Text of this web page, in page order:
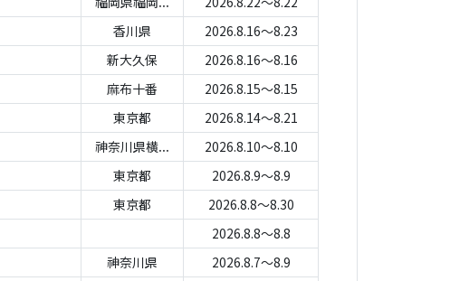
香川県
2026.8.16～8.23
新大久保
2026.8.16～8.16
麻布十番
2026.8.15～8.15
東京都
2026.8.14～8.21
神奈川県横...
2026.8.10～8.10
東京都
2026.8.9～8.9
東京都
2026.8.8～8.30
2026.8.8～8.8
神奈川県
2026.8.7～8.9